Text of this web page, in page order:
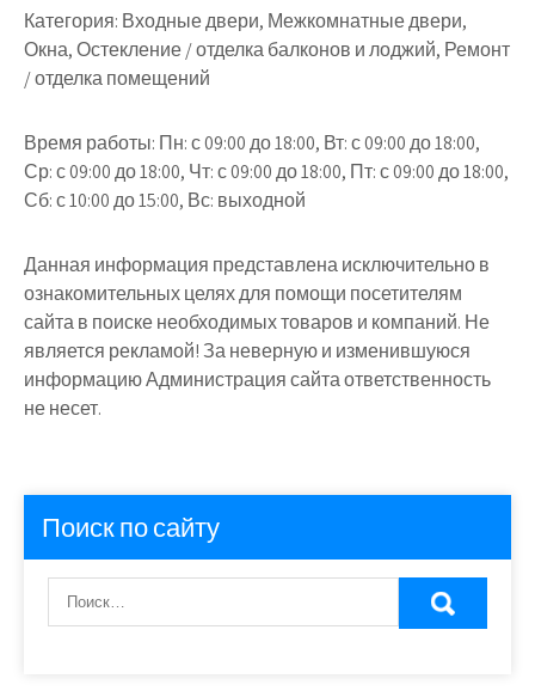
Категория: Входные двери, Межкомнатные двери,
Окна, Остекление / отделка балконов и лоджий, Ремонт
/ отделка помещений
Время работы: Пн: с 09:00 до 18:00, Вт: с 09:00 до 18:00,
Ср: с 09:00 до 18:00, Чт: с 09:00 до 18:00, Пт: с 09:00 до 18:00,
Сб: с 10:00 до 15:00, Вс: выходной
Данная информация представлена исключительно в
ознакомительных целях для помощи посетителям
сайта в поиске необходимых товаров и компаний. Не
является рекламой! За неверную и изменившуюся
информацию Администрация сайта ответственность
не несет.
Поиск по сайту